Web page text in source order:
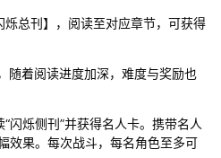
总刊】，阅读至对应章节，可获得
随着阅读进度加深，难度与奖励也
闪烁侧刊”并获得名人卡。携带名人
效果。每次战斗，每名角色至多可